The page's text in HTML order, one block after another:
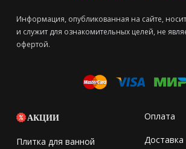
Информация, опубликованная на сайте,
и служит для ознакомительных целей, не
офертой.
АКЦИИ
Плитка для ванной
Оплата
Доставка